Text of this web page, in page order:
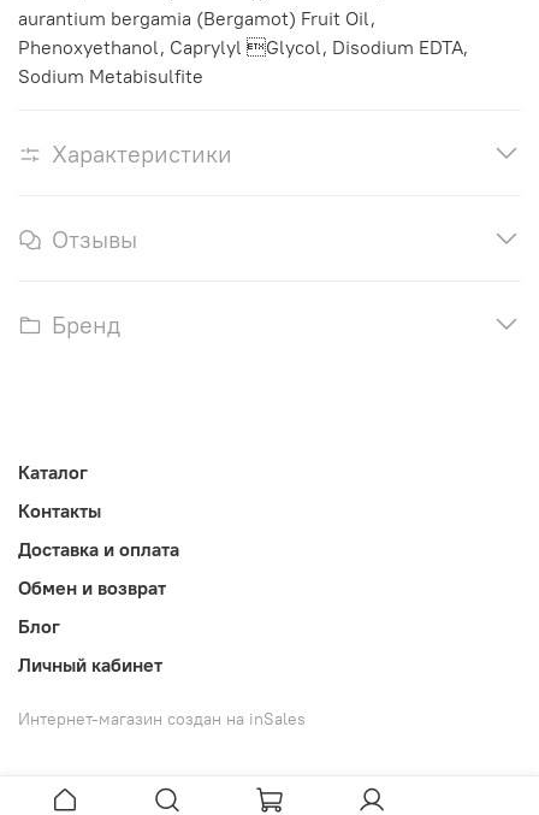
aurantium bergamia (Bergamot) Fruit Oil,
Phenoxyethanol, Caprylyl Glycol, Disodium EDTA,
Sodium Metabisulfite
Характеристики
Отзывы
Бренд
Каталог
Контакты
Доставка и оплата
Обмен и возврат
Блог
Личный кабинет
Интернет-магазин создан на inSales